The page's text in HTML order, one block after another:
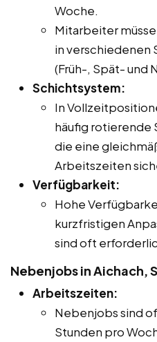
Woche.
Mitarbeiter
in verschiedenen
(Früh-, Spät- und
Schichtsystem:
In
häufig rotierende
die eine
Arbeitszeiten
Verfügbarkeit:
Hohe
kurzfristigen
sind oft
Nebenjobs in Aichach,
Arbeitszeiten:
Nebenjobs sind
Stunden pro